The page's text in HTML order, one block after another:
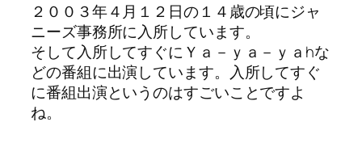
２００３年４月１２日の１４歳の頃にジャ
ニーズ事務所に入所しています。
そして入所してすぐにＹａ－ｙａ－ｙａhな
どの番組に出演しています。入所してすぐ
に番組出演というのはすごいことですよ
ね。